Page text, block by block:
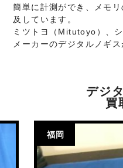
簡単に計測ができ、メモ
及しています。
ミツトヨ（Mitutoyo）、
メーカーのデジタルノギス
デジ
買
福岡